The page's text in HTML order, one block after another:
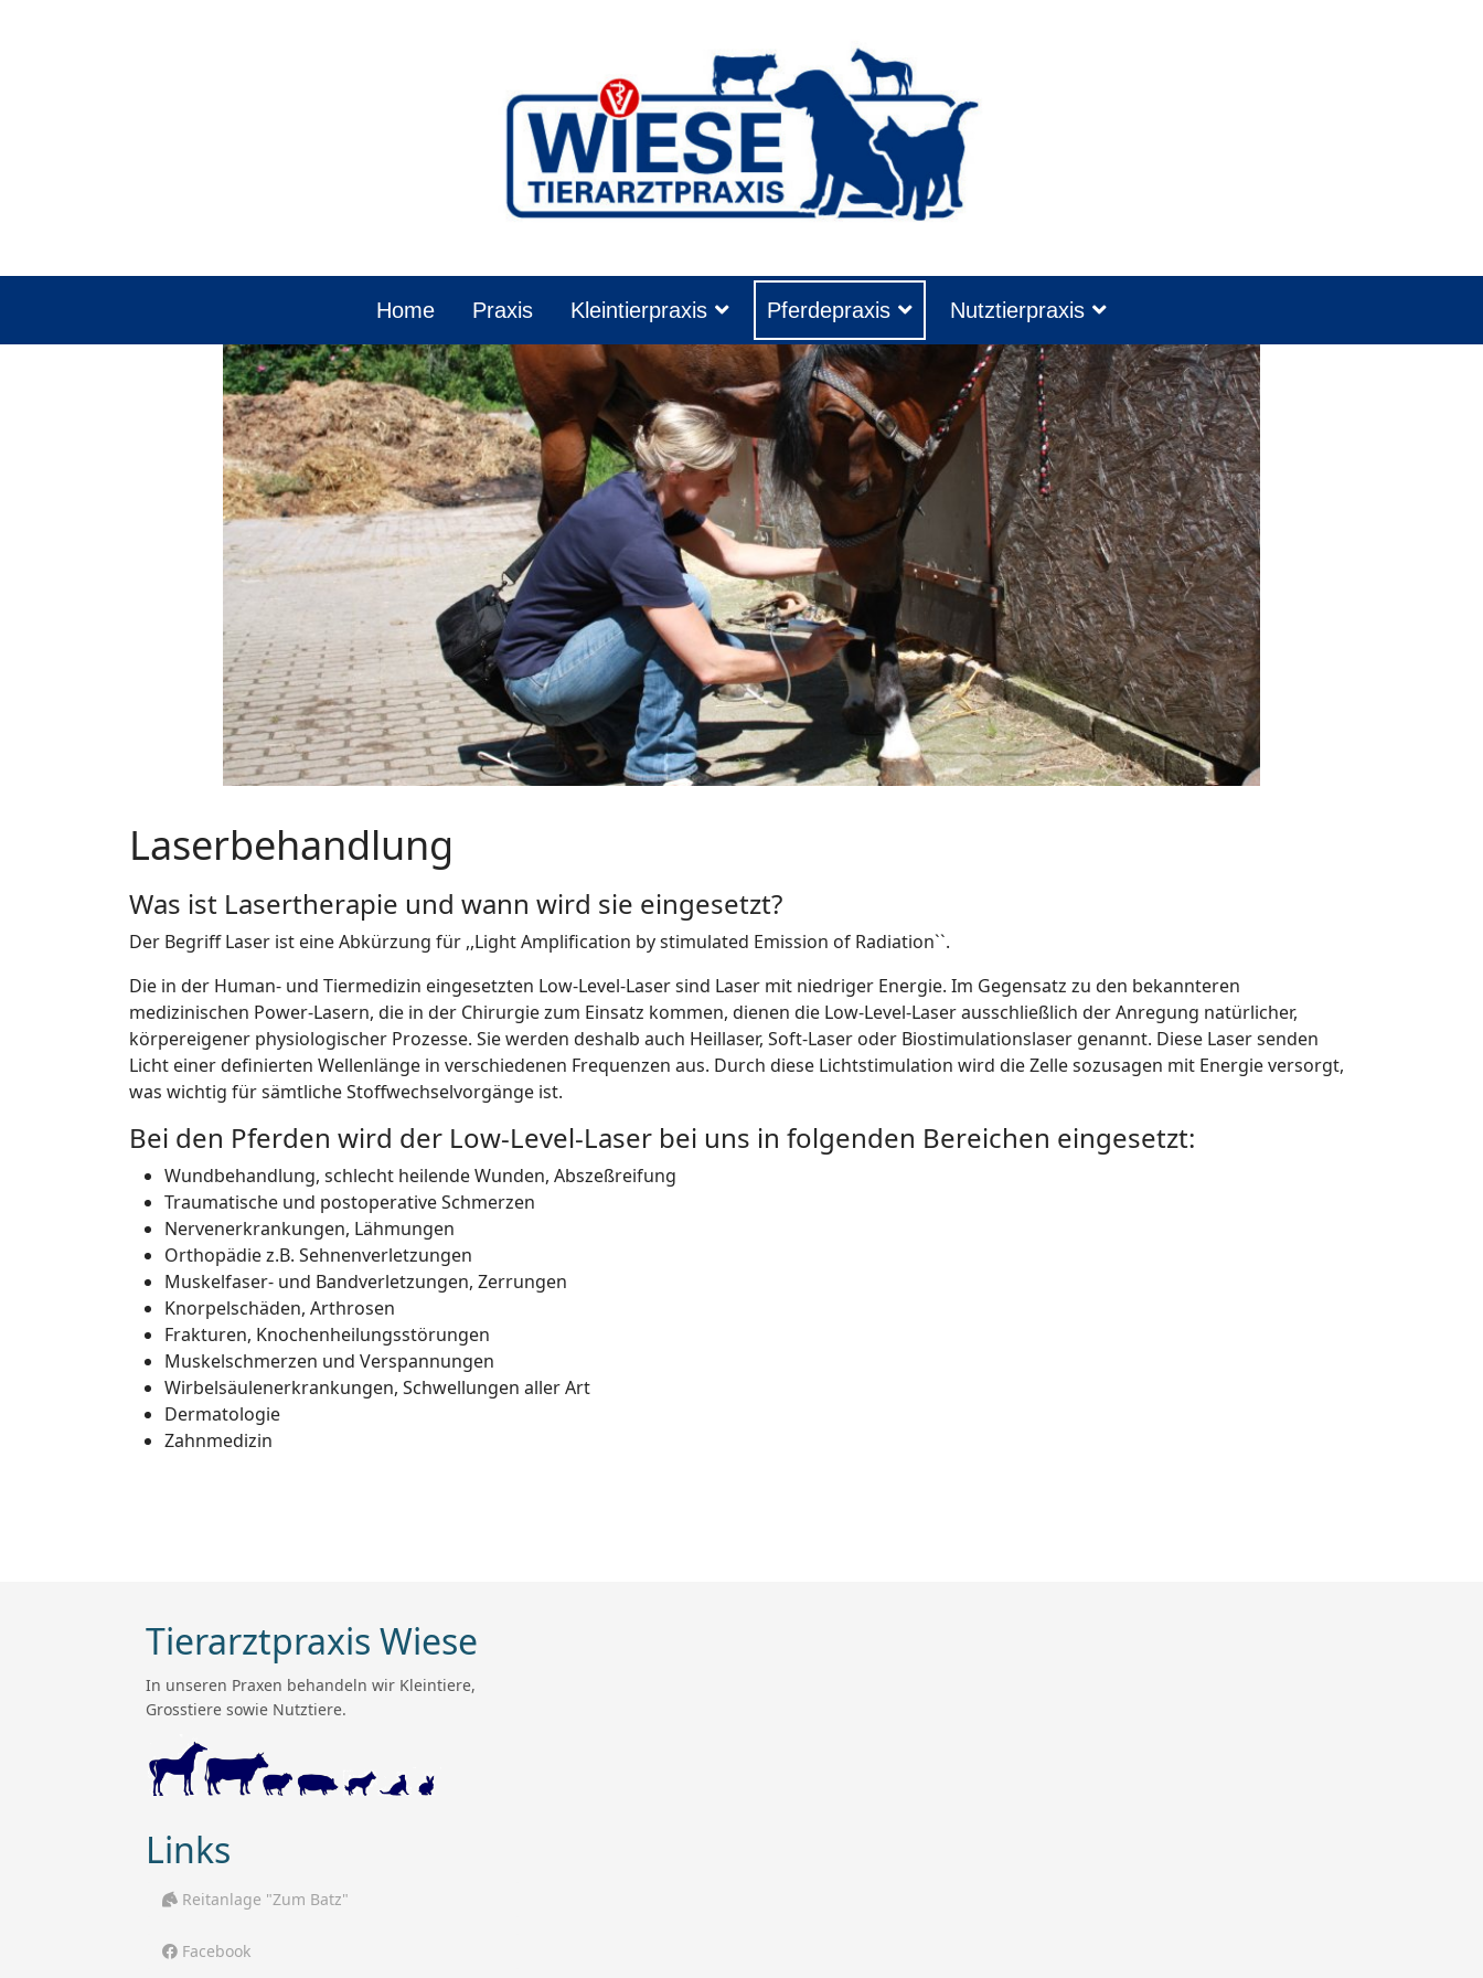
Home Praxis Kleintierpraxis Pferdepraxis Nutztierpraxis
Laserbehandlung
Was ist Lasertherapie und wann wird sie eingesetzt?
Der Begriff Laser ist eine Abkürzung für ,,Light Amplification by stimulated Emission of Radiation``.
Die in der Human- und Tiermedizin eingesetzten Low-Level-Laser sind Laser mit niedriger Energie. Im Gegensatz zu den bekannteren
medizinischen Power-Lasern, die in der Chirurgie zum Einsatz kommen, dienen die Low-Level-Laser ausschließlich der Anregung natürlicher,
körpereigener physiologischer Prozesse. Sie werden deshalb auch Heillaser, Soft-Laser oder Biostimulationslaser genannt. Diese Laser senden
Licht einer definierten Wellenlänge in verschiedenen Frequenzen aus. Durch diese Lichtstimulation wird die Zelle sozusagen mit Energie versorgt,
was wichtig für sämtliche Stoffwechselvorgänge ist.
Bei den Pferden wird der Low-Level-Laser bei uns in folgenden Bereichen eingesetzt:
Wundbehandlung, schlecht heilende Wunden, Abszeßreifung
Traumatische und postoperative Schmerzen
Nervenerkrankungen, Lähmungen
Orthopädie z.B. Sehnenverletzungen
Muskelfaser- und Bandverletzungen, Zerrungen
Knorpelschäden, Arthrosen
Frakturen, Knochenheilungsstörungen
Muskelschmerzen und Verspannungen
Wirbelsäulenerkrankungen, Schwellungen aller Art
Dermatologie
Zahnmedizin
Tierarztpraxis Wiese
In unseren Praxen behandeln wir Kleintiere,
Grosstiere sowie Nutztiere.
Links
Reitanlage "Zum Batz"
Facebook